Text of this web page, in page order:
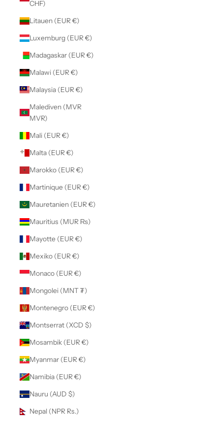
CHF)
Litauen (EUR €)
Luxemburg (EUR €)
Madagaskar (EUR €)
Malawi (EUR €)
Malaysia (EUR €)
Malediven (MVR
MVR)
Mali (EUR €)
Malta (EUR €)
Marokko (EUR €)
Martinique (EUR €)
Mauretanien (EUR €)
Mauritius (MUR ₨)
Mayotte (EUR €)
Mexiko (EUR €)
Monaco (EUR €)
Mongolei (MNT ₮)
Montenegro (EUR €)
Montserrat (XCD $)
Mosambik (EUR €)
Myanmar (EUR €)
Namibia (EUR €)
Nauru (AUD $)
Nepal (NPR Rs.)